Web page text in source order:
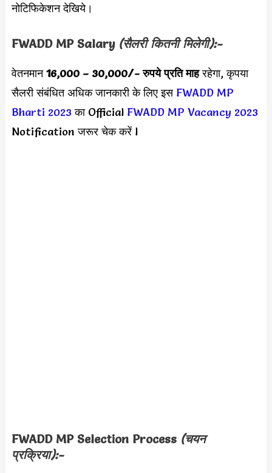
नोटिफिकेशन देखिये।
FWADD MP Salary (सैलरी कितनी मिलेगी):-
वेतनमान16,000 – 30,000/-रुपये प्रति माहरहेगा, कृपया
सैलरी संबंधित अधिक जानकारी के लिए इस FWADD MP
Bharti 2023का Official FWADD MP Vacancy 2023
Notification जरूर चेक करें l
FWADD MP Selection Process (चयन
प्रक्रिया):-